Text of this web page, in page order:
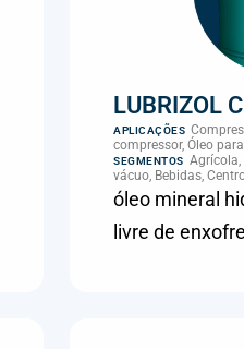
LUBRIZOL
APLICAÇÕES
compressor, Óleo
de compressor,
compressores
SEGMENTOS
vácuo, Bebidas,
Cimento,
Eletroeletrônica,
Eólico, Farmacêutica
Laticínios, Madeira e
e fundição,
Naval e portuário,
óleo mineral
livre de